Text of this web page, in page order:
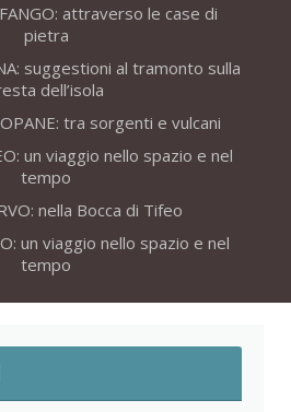
FANGO: attraverso le case di
pietra
suggestioni al tramonto sulla
dell’isola
tra sorgenti e vulcani
un viaggio nello spazio e nel
tempo
nella Bocca di Tifeo
un viaggio nello spazio e nel
tempo